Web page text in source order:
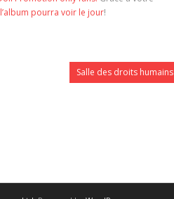
l’album pourra voir le jour!
Salle des droits humains